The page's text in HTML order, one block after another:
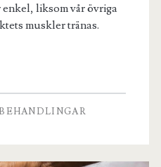
liksom vår övriga
muskler tränas.